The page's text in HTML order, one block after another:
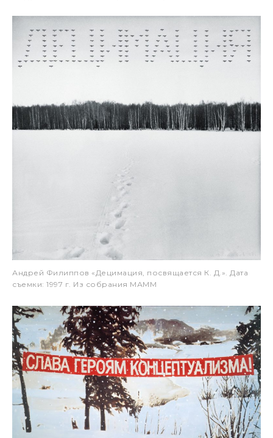
Андрей Филиппов «Децимация, посвящается К. Д.». Дата
съемки: 1997 г. Из собрания МАММ